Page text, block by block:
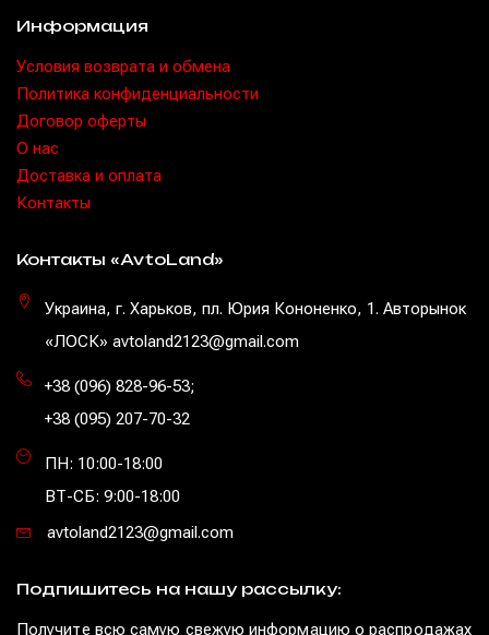
Информация
Условия возврата и обмена
Политика конфиденциальности
Договор оферты
O нас
Доставка и оплата
Контакты
Контакты «AvtoLand»
Украина, г. Харьков, пл. Юрия Кононенко, 1. Авторынок
«ЛОСК» avtoland2123@gmail.com
+38 (096) 828-96-53;
+38 (095) 207-70-32
ПН: 10:00-18:00
ВТ-СБ: 9:00-18:00
avtoland2123@gmail.com
Подпишитесь на нашу рассылку:
Получите всю самую свежую информацию о распродажах